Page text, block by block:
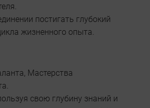
постигать глубокий
жизненного опыта.
Мастерства
свою глубину знаний и